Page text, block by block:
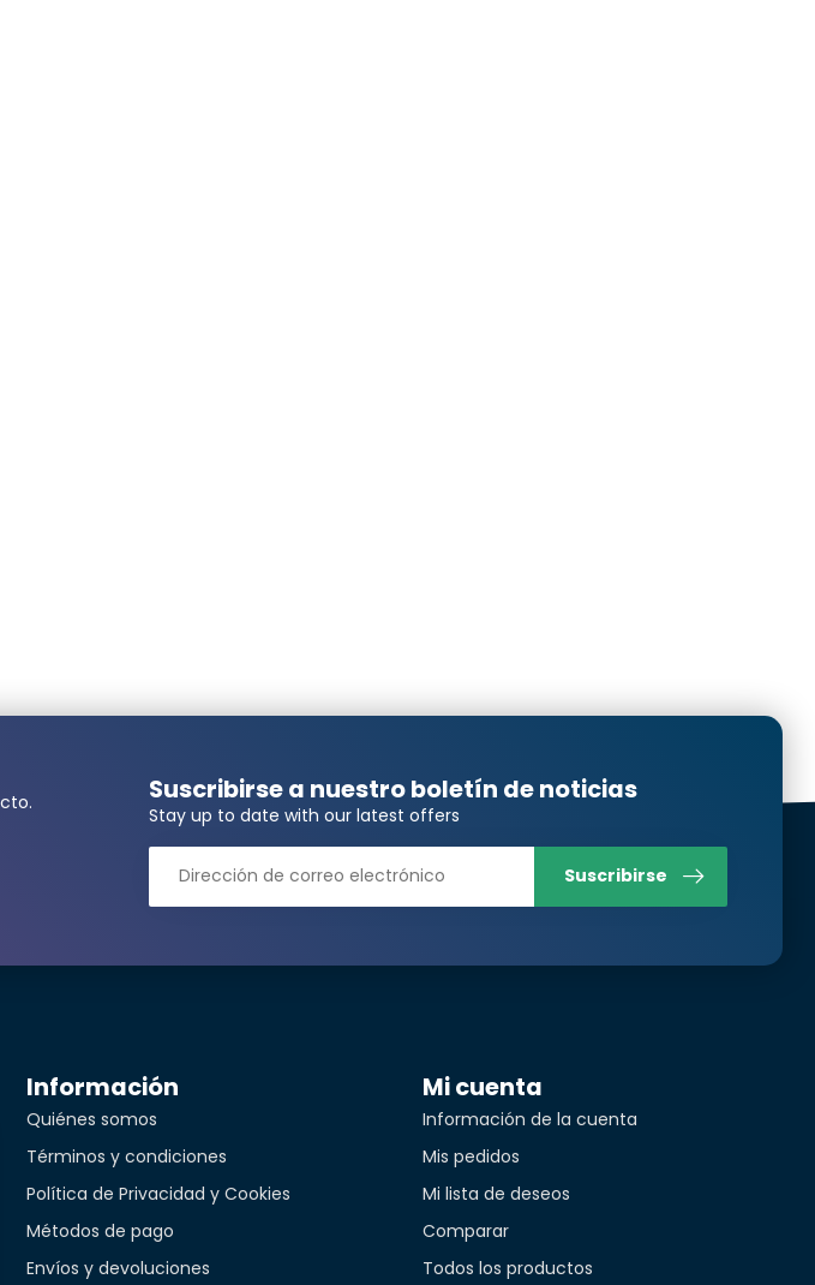
Suscribirse a nuestro boletín de noticias
Stay up to date with our latest offers
Suscribirse
Información
Quiénes somos
Términos y condiciones
Política de Privacidad y Cookies
Métodos de pago
Envíos y devoluciones
Mi cuenta
Información de la cuenta
Mis pedidos
Mi lista de deseos
Comparar
Todos los productos